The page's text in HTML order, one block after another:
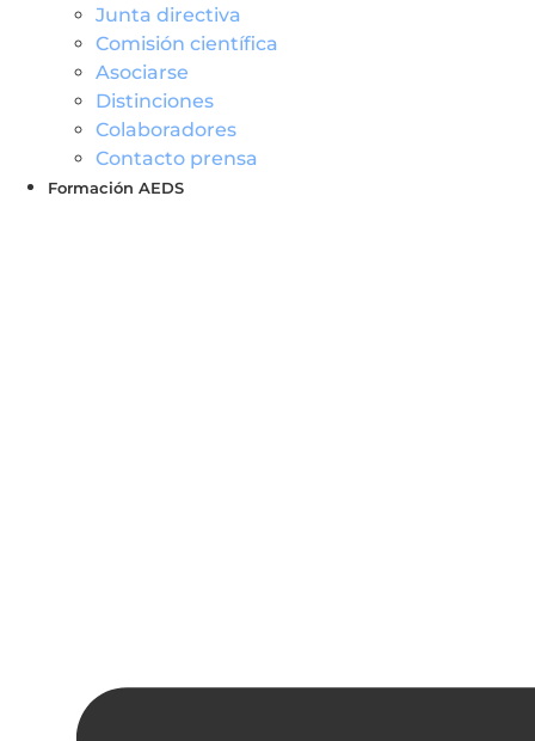
Junta directiva
Comisión científica
Asociarse
Distinciones
Colaboradores
Contacto prensa
Formación AEDS